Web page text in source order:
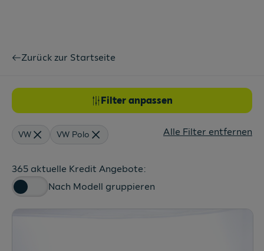
Zurück zur Startseite
Filter anpassen
VW VW Polo Alle Filter entfernen
365 aktuelle Kredit Angebote:
Nach Modell gruppieren